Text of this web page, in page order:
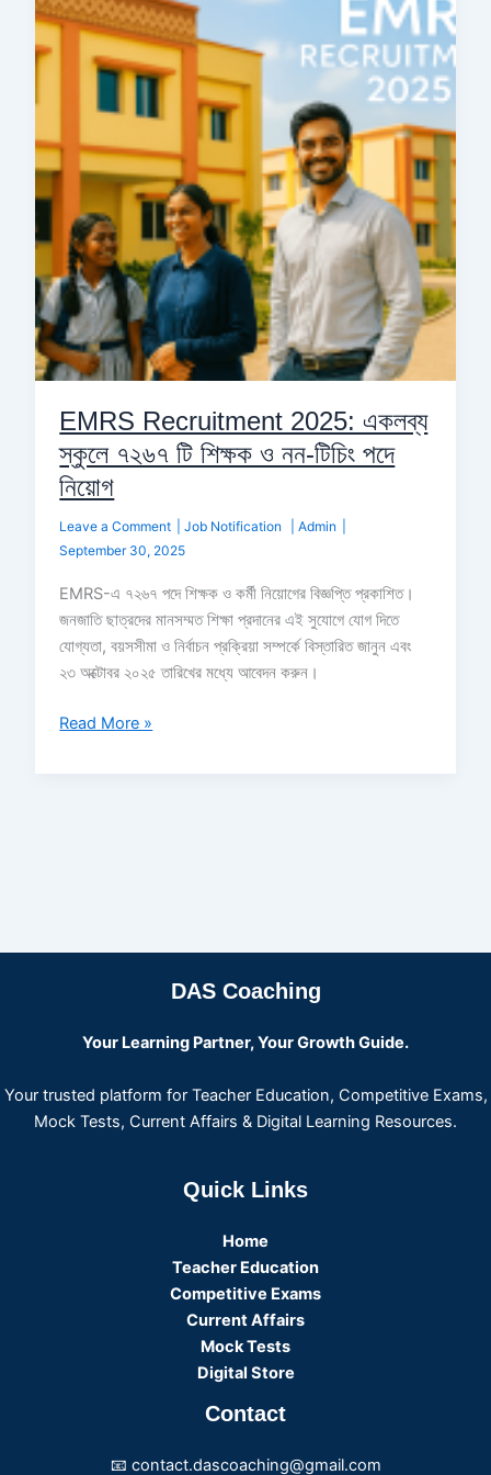
EMRS Recruitment 2025: একলব্য
স্কুলে ৭২৬৭ টি শিক্ষক ও নন-টিচিং পদে
নিয়োগ
Leave a Comment |Job Notification |Admin
September 30, 2025
EMRS-এ ৭২৬৭ পদে শিক্ষক ও কর্মী নিয়োগের বিজ্ঞপ্তি প্রকাশিত।
জনজাতি ছাত্রদের মানসম্মত শিক্ষা প্রদানের এই সুযোগে যোগ দিতে
যোগ্যতা, বয়সসীমা ও নির্বাচন প্রক্রিয়া সম্পর্কে বিস্তারিত জানুন এবং
২৩ অক্টোবর ২০২৫ তারিখের মধ্যে আবেদন করুন।
2025:
একলব্য
শিক্ষক
ও
নন-
টিচিং
পদে
নিয়োগ
Read More »
DAS Coaching
Your Learning Partner, Your Growth Guide.
Your trusted platform for Teacher Education, Competitive Exams,
Mock Tests, Current Affairs & Digital Learning Resources.
Quick Links
Home
Teacher Education
Competitive Exams
Current Affairs
Mock Tests
Digital Store
Contact
📧 contact.dascoaching@gmail.com